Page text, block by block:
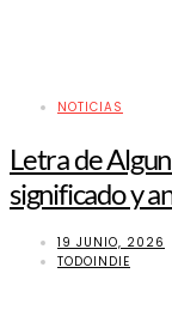
NOTICIAS
Letra de
significado y
19 JUNIO, 2026
TODOINDIE